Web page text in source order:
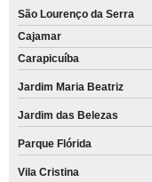
São Lourenço da Serra
Cajamar
Carapicuíba
Jardim Maria Beatriz
Jardim das Belezas
Parque Flórida
Vila Cristina